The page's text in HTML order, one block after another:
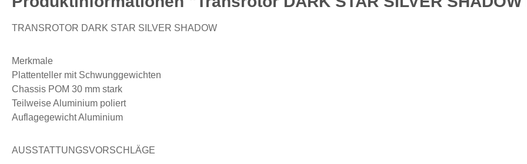
TRANSROTOR DARK STAR SILVER SHADOW
Merkmale
Plattenteller mit Schwunggewichten
Chassis POM 30 mm stark
Teilweise Aluminium poliert
Auflagegewicht Aluminium
AUSSTATTUNGSVORSCHLÄGE